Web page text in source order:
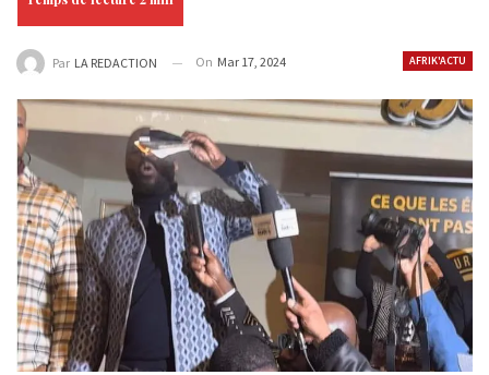
AFRIK'ACTU
Par LA REDACTION On Mar 17, 2024